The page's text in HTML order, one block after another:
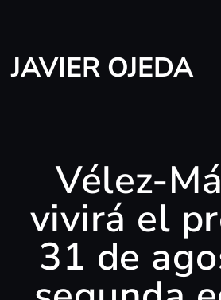
JAVIER OJEDA
Vélez-
vivirá el
31 de